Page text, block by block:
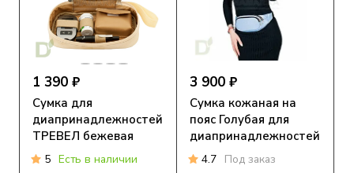
1 390 ₽
Сумка для
диапринадлежностей
ТРЕВЕЛ бежевая
5 Есть в наличии
3 900 ₽
Сумка кожаная на
пояс Голубая для
диапринадлежностей
4.7 Под заказ